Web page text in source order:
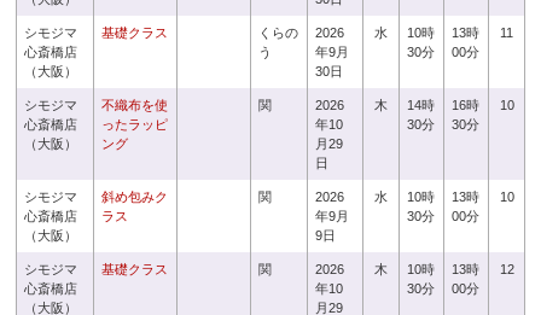
シモジマ
心斎橋店
（大阪）
基礎クラス
くらの
う
2026
年9月
30日
水
10時
30分
13時
00分
11
シモジマ
心斎橋店
（大阪）
不織布を使
ったラッピ
ング
関
2026
年10
月29
日
木
14時
30分
16時
30分
10
シモジマ
心斎橋店
（大阪）
斜め包みク
ラス
関
2026
年9月
9日
水
10時
30分
13時
00分
10
シモジマ
心斎橋店
（大阪）
基礎クラス 関
2026
年10
月29
木
10時
30分
13時
00分
12